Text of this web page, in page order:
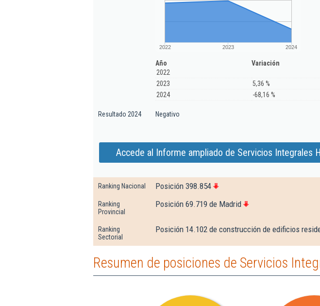
2022 2023 2024
Año
Variación
2022
2023
5,36 %
2024
-68,16 %
Resultado 2024 Negativo
Accede al Informe ampliado de Servicios Integrales
Ranking Nacional Posición 398.854
Ranking
Provincial
Posición 69.719 de Madrid
Ranking
Sectorial
Posición 14.102 de construcción de edificios
Resumen de posiciones de Servicios